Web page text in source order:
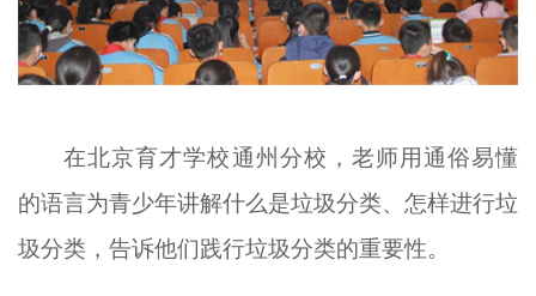
在北京育才学校通州分校，老师用通俗易懂
的语言为青少年讲解什么是垃圾分类、怎样进行垃
圾分类，告诉他们践行垃圾分类的重要性。